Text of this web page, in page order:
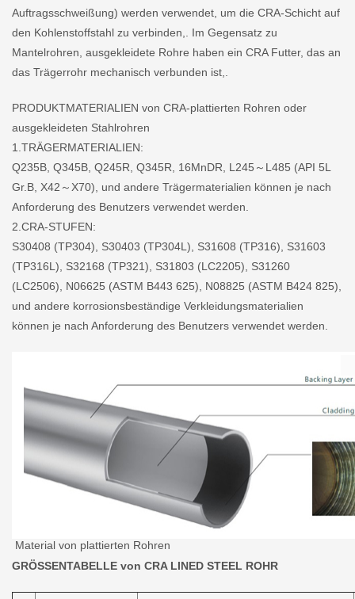
Auftragsschweißung) werden verwendet, um die CRA-Schicht auf
den Kohlenstoffstahl zu verbinden,. Im Gegensatz zu
Mantelrohren, ausgekleidete Rohre haben ein CRA Futter, das an
das Trägerrohr mechanisch verbunden ist,.
PRODUKTMATERIALIEN von CRA-plattierten Rohren oder
ausgekleideten Stahlrohren
1.TRÄGERMATERIALIEN:
Q235B, Q345B, Q245R, Q345R, 16MnDR, L245～L485 (API 5L
Gr.B, X42～X70), und andere Trägermaterialien können je nach
Anforderung des Benutzers verwendet werden.
2.CRA-STUFEN:
S30408 (TP304), S30403 (TP304L), S31608 (TP316), S31603
(TP316L), S32168 (TP321), S31803 (LC2205), S31260
(LC2506), N06625 (ASTM B443 625), N08825 (ASTM B424 825),
und andere korrosionsbeständige Verkleidungsmaterialien
können je nach Anforderung des Benutzers verwendet werden.
Material von plattierten Rohren
GRÖSSENTABELLE von CRA LINED STEEL ROHR